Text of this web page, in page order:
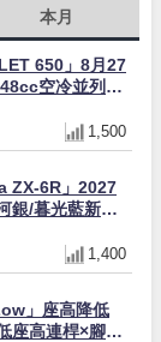
本月
650」8月27
空冷並列雙
1,500
ZX-6R」2027
銀/暮光藍新色
1,400
」座高降低
座高連桿×腳踏